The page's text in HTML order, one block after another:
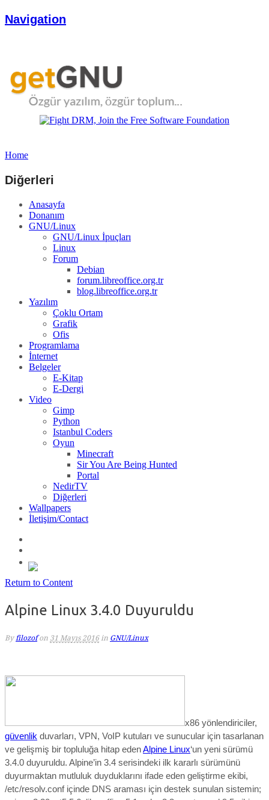
Navigation
Home
Diğerleri
Anasayfa
Donanım
GNU/Linux
GNU/Linux İpuçları
Linux
Forum
Debian
forum.libreoffice.org.tr
blog.libreoffice.org.tr
Yazılım
Çoklu Ortam
Grafik
Ofis
Programlama
İnternet
Belgeler
E-Kitap
E-Dergi
Video
Gimp
Python
Istanbul Coders
Oyun
Minecraft
Sir You Are Being Hunted
Portal
NedirTV
Diğerleri
Wallpapers
İletişim/Contact
Return to Content
Alpine Linux 3.4.0 Duyuruldu
By filozof on 31 Mayıs 2016 in GNU/Linux
x86 yönlendiriciler,
güvenlik duvarları, VPN, VoIP kutuları ve sunucular için tasarlanan
ve gelişmiş bir topluluğa hitap edenAlpine Linux‘un yeni sürümü
3.4.0 duyuruldu. Alpine’in 3.4 serisindeki ilk kararlı sürümünü
duyurmaktan mutluluk duyduklarını ifade eden geliştirme ekibi,
/etc/resolv.conf içinde DNS araması için destek sunulan sistemin;